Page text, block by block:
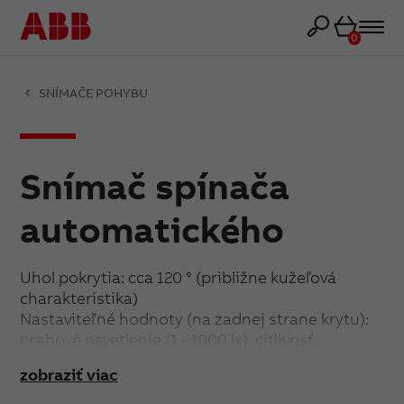
Košík
0
SNÍMAČE POHYBU
Snímač spínača
automatického
Uhol pokrytia: cca 120 ° (približne kužeľová
charakteristika)
Nastaviteľné hodnoty (na zadnej strane krytu):
prahové osvetlenie (1 - 1000 lx), citlivosť
Príp. stlačením integrovaného tlačidla na 15, 30,
zobraziť viac